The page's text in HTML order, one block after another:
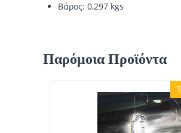
Βάρος: 0,297 kgs
Παρόμοια Προϊόντα